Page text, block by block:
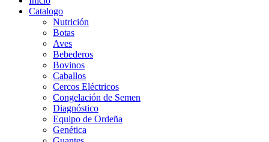
Catalogo
Nutrición
Botas
Aves
Bebederos
Bovinos
Caballos
Cercos Eléctricos
Congelación de Semen
Diagnóstico
Equipo de Ordeña
Genética